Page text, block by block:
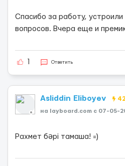
Спасибо за работу,
вопросов. Вчера еще и
Ответить
Asliddin Eliboyev
на layboard.com c 07-05-
Рахмет бәрі тамаша! =)